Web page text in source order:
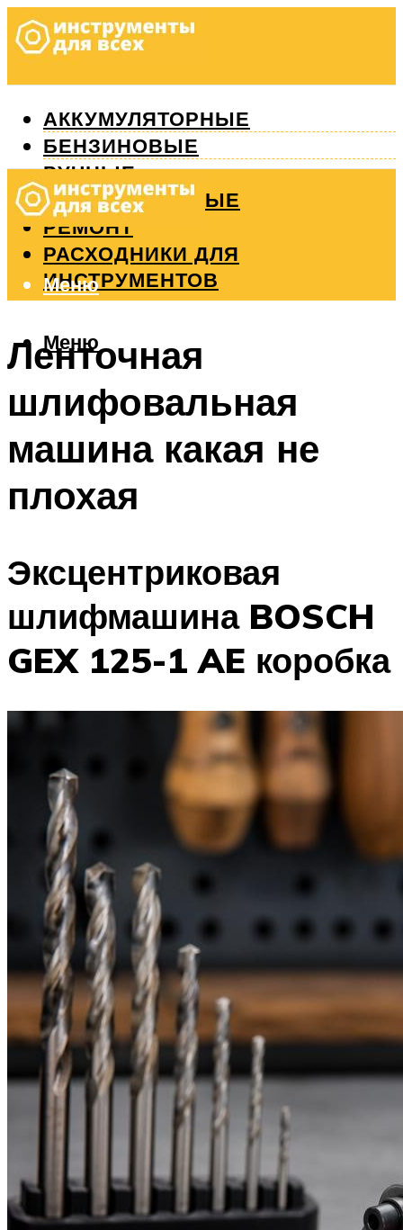
АККУМУЛЯТОРНЫЕ
БЕНЗИНОВЫЕ
РУЧНЫЕ
ИЗМЕРИТЕЛЬНЫЕ
РЕМОНТ
РАСХОДНИКИ ДЛЯ
ИНСТРУМЕНТОВ
Меню
Меню
Ленточная
шлифовальная
машина какая не
плохая
Эксцентриковая
шлифмашина BOSCH
GEX 125-1 AE коробка